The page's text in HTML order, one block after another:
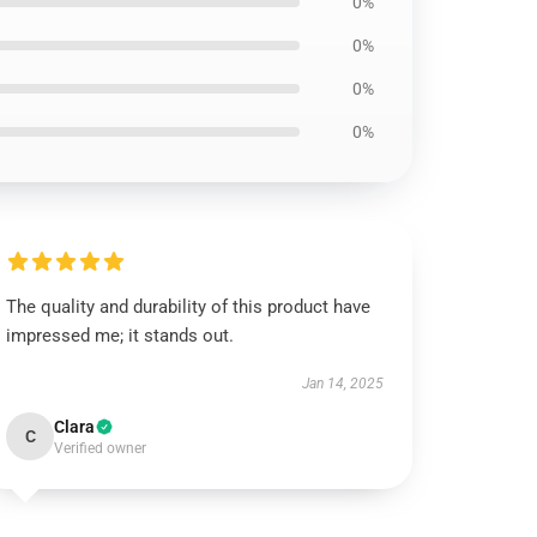
0%
0%
0%
The quality and durability of this product have
impressed me; it stands out.
Jan 14, 2025
C Clara
Verified owner